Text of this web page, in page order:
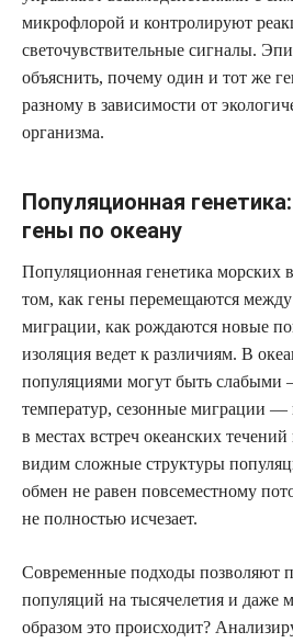
микрофлорой и контролируют
светочувствительные сигналы.
объяснить, почему один и тот же
разному в зависимости от
организма.
Популяционная
гены по океану
Популяционная генетика морских
том, как гены перемещаются
миграции, как рождаются новые
изоляция ведет к различиям. В
популяциями могут быть слабыми
температур, сезонные миграции
в местах встреч океанских
видим сложные структуры
обмен не равен повсеместному
не полностью исчезает.
Современные подходы позволяют
популяций на тысячелетия и даже
образом это происходит?